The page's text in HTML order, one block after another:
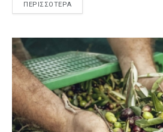
ΠΕΡΙΣΣΟΤΕΡΑ